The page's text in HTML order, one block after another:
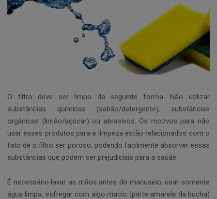
O filtro deve ser limpo da seguinte forma: Não utilizar
substâncias químicas (sabão/detergente), substâncias
orgânicas (limão/açúcar) ou abrasivos. Os motivos para não
usar esses produtos para a limpeza estão relacionados com o
fato de o filtro ser poroso, podendo facilmente absorver essas
substâncias que podem ser prejudiciais para a saúde.
É necessário lavar as mãos antes do manuseio, usar somente
água limpa, esfregar com algo macio (parte amarela da bucha)